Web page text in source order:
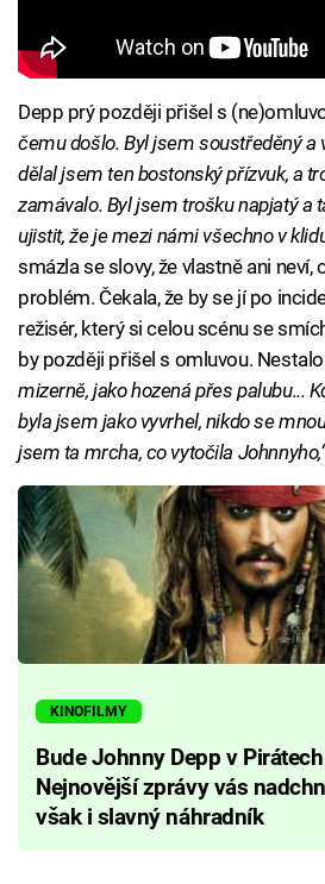
Depp prý později přišel s
čemu došlo. Byl jsem soustředěný a
dělal jsem ten bostonský přízvuk, a
zamávalo. Byl jsem trošku napjatý a
ujistit, že je mezi námi všechno v
smázla se slovy, že vlastně ani neví,
problém. Čekala, že by se jí po
režisér, který si celou scénu se
by později přišel s omluvou.
mizerně, jako hozená přes palubu...
byla jsem jako vyvrhel, nikdo se
jsem ta mrcha, co vytočila
KINOFILMY
Bude Johnny Depp v
Nejnovější zprávy vás
však i slavný náhradník